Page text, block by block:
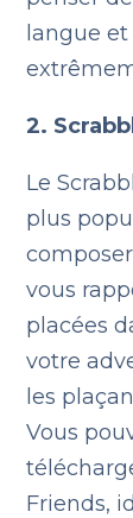
langue
2.
Le
plus
vous
placées
votre
les
Vous
Friends,